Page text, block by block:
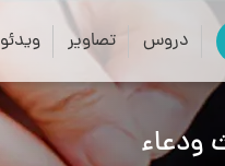
دروس تصاویر ویدئو close
ودعاء